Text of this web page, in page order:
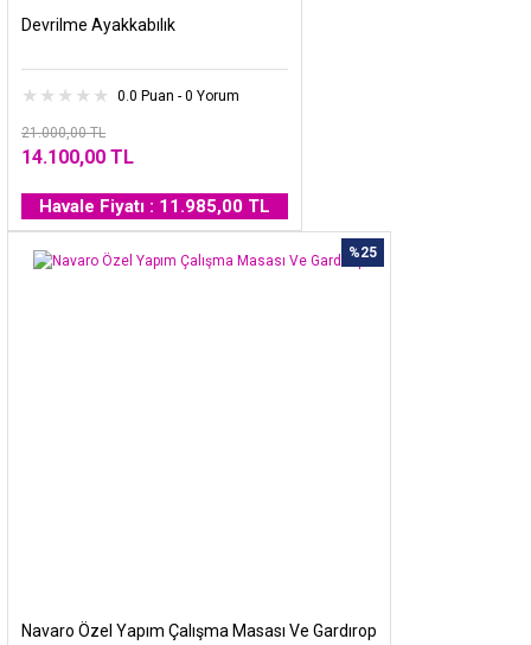
Devrilme Ayakkabılık
0.0 Puan - 0 Yorum
21.000,00 TL
14.100,00 TL
Havale Fiyatı : 11.985,00 TL
%25
Navaro Özel Yapım Çalışma Masası Ve Gardırop